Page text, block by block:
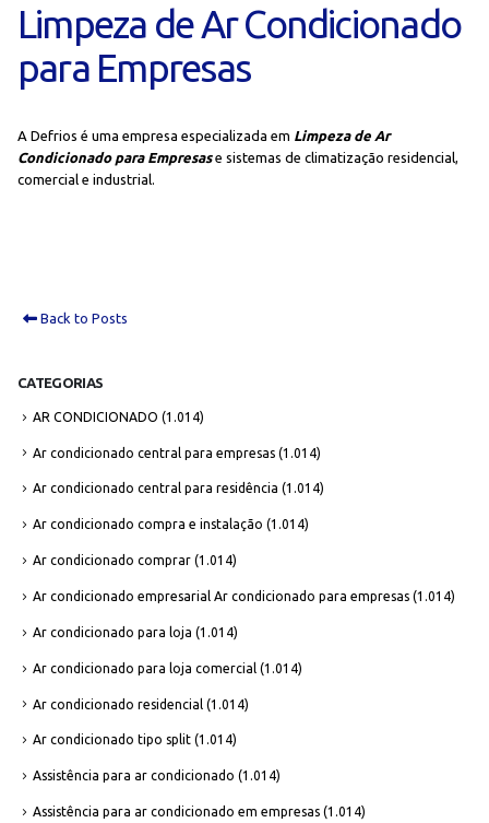
Limpeza de Ar Condicionado
para Empresas
A Defrios é uma empresa especializada em Limpeza de Ar
Condicionado para Empresase sistemas de climatização residencial,
comercial e industrial.
Back to Posts
CATEGORIAS
AR CONDICIONADO (1.014)
Ar condicionado central para empresas (1.014)
Ar condicionado central para residência (1.014)
Ar condicionado compra e instalação (1.014)
Ar condicionado comprar (1.014)
Ar condicionado empresarial Ar condicionado para empresas (1.014)
Ar condicionado para loja (1.014)
Ar condicionado para loja comercial (1.014)
Ar condicionado residencial (1.014)
Ar condicionado tipo split (1.014)
Assistência para ar condicionado (1.014)
Assistência para ar condicionado em empresas (1.014)